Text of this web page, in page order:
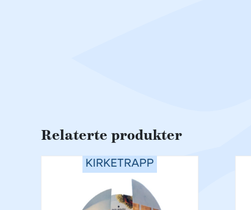
Relaterte produkter
KIRKETRAPP